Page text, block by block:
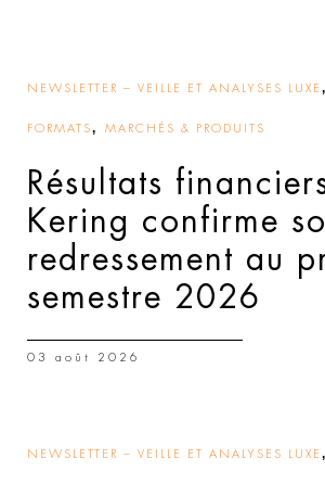
NEWSLETTER – VEILLE ET ANALYSES LUXE
FORMATS, MARCHÉS & PRODUITS
Résultats
Kering confirme
redressement au
semestre 2026
03 août 2026
NEWSLETTER – VEILLE ET ANALYSES LUXE